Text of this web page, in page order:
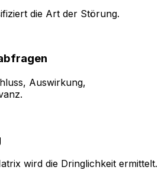
die Art der Störung.
Auswirkung,
wird die Dringlichkeit ermittelt.